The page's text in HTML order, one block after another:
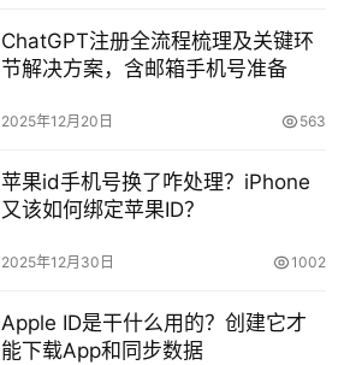
ChatGPT注册全流程梳理及关键环
节解决方案，含邮箱手机号准备
2025年12月20日 563
苹果id手机号换了咋处理？iPhone
又该如何绑定苹果ID？
2025年12月30日 1002
Apple ID是干什么用的？创建它才
能下载App和同步数据